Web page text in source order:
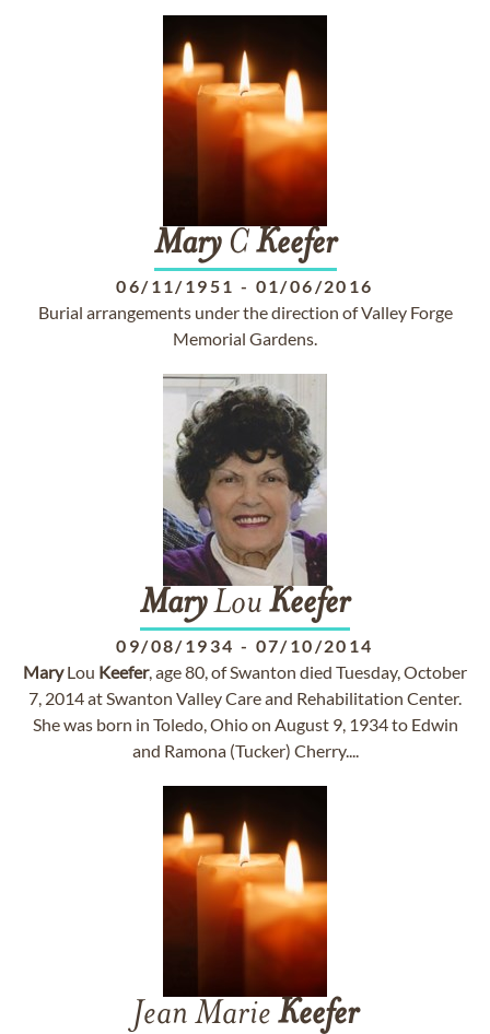
MaryCKeefer
06/11/1951 - 01/06/2016
Burial arrangements under the direction of Valley Forge
Memorial Gardens.
MaryLou Keefer
09/08/1934 - 07/10/2014
MaryLou Keefer, age 80, of Swanton died Tuesday, October
7, 2014 at Swanton Valley Care and Rehabilitation Center.
She was born in Toledo, Ohio on August 9, 1934 to Edwin
and Ramona (Tucker) Cherry....
Jean Marie Keefer